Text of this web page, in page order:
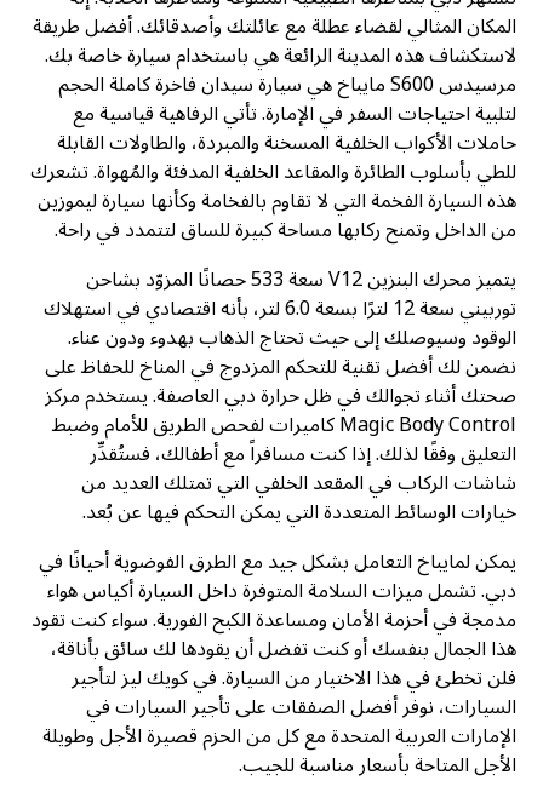
المكان المثالي لقضاء عطلة مع عائلتك وأصدقائك. أفضل طريقة
لاستكشاف هذه المدينة الرائعة هي باستخدام سيارة خاصة بك.
مرسيدس S600 مايباخ هي سيارة سيدان فاخرة كاملة الحجم
لتلبية احتياجات السفر في الإمارة. تأتي الرفاهية قياسية مع
حاملات الأكواب الخلفية المسخنة والمبردة، والطاولات القابلة
للطي بأسلوب الطائرة والمقاعد الخلفية المدفئة والمُهواة. تشعرك
هذه السيارة الفخمة التي لا تقاوم بالفخامة وكأنها سيارة ليموزين
من الداخل وتمنح ركابها مساحة كبيرة للساق لتتمدد في راحة.
يتميز محرك البنزين V12 سعة 533 حصانًا المزوّد بشاحن
توربيني سعة 12 لترًا بسعة 6.0 لتر، بأنه اقتصادي في استهلاك
الوقود وسيوصلك إلى حيث تحتاج الذهاب بهدوء ودون عناء.
نضمن لك أفضل تقنية للتحكم المزدوج في المناخ للحفاظ على
صحتك أثناء تجوالك في ظل حرارة دبي العاصفة. يستخدم مركز
Magic Body Control كاميرات لفحص الطريق للأمام وضبط
التعليق وفقًا لذلك. إذا كنت مسافراً مع أطفالك، فستُقدِّر
شاشات الركاب في المقعد الخلفي التي تمتلك العديد من
خيارات الوسائط المتعددة التي يمكن التحكم فيها عن بُعد.
يمكن لمايباخ التعامل بشكل جيد مع الطرق الفوضوية أحيانًا في
دبي. تشمل ميزات السلامة المتوفرة داخل السيارة أكياس هواء
مدمجة في أحزمة الأمان ومساعدة الكبح الفورية. سواء كنت تقود
هذا الجمال بنفسك أو كنت تفضل أن يقودها لك سائق بأناقة،
فلن تخطئ في هذا الاختيار من السيارة. في كويك ليز لتأجير
السيارات، نوفر أفضل الصفقات على تأجير السيارات في
الإمارات العربية المتحدة مع كل من الحزم قصيرة الأجل وطويلة
الأجل المتاحة بأسعار مناسبة للجيب.